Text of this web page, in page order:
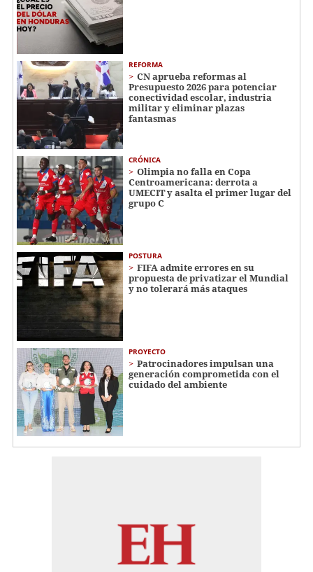
REFORMA
CN aprueba reformas al
Presupuesto 2026 para potenciar
conectividad escolar, industria
militar y eliminar plazas
fantasmas
CRÓNICA
Olimpia no falla en Copa
Centroamericana: derrota a
UMECIT y asalta el primer lugar del
grupo C
POSTURA
FIFA admite errores en su
propuesta de privatizar el Mundial
y no tolerará más ataques
PROYECTO
Patrocinadores impulsan una
generación comprometida con el
cuidado del ambiente